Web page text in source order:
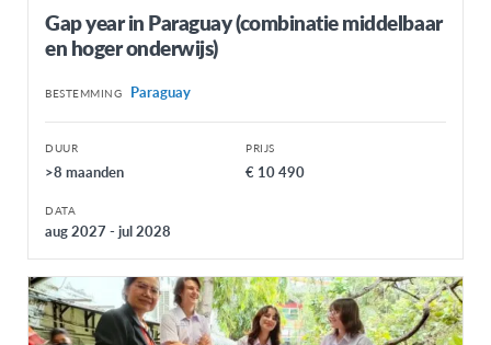
Gap year in Paraguay (combinatie middelbaar
en hoger onderwijs)
BESTEMMING Paraguay
DUUR
>8 maanden
PRIJS
€ 10 490
DATA
aug 2027 - jul 2028